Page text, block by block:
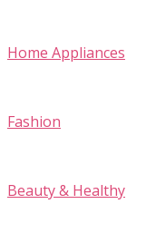
Home Appliances
Fashion
Beauty & Healthy